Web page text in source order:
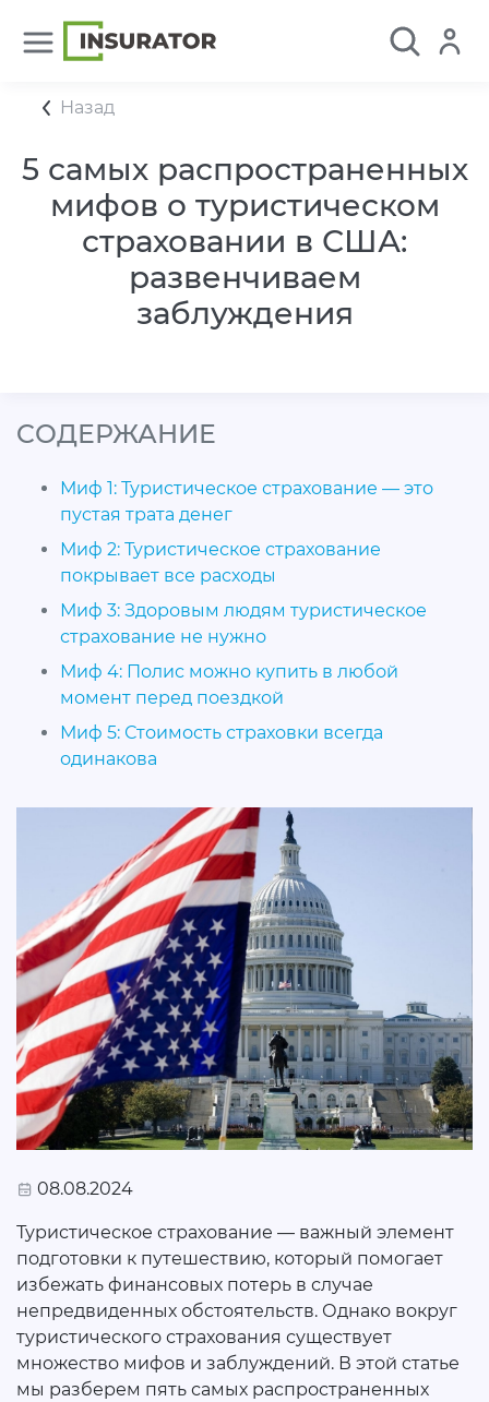
Назад
5 самых распространенных
мифов о туристическом
страховании в США:
развенчиваем
заблуждения
08.08.2024
Туристическое страхование — важный элемент
подготовки к путешествию, который помогает
избежать финансовых потерь в случае
непредвиденных обстоятельств. Однако вокруг
туристического страхования существует
множество мифов и заблуждений. В этой статье
мы разберем пять самых распространенных
CОДЕРЖАНИЕ
Миф 1: Туристическое страхование — это
пустая трата денег
Миф 2: Туристическое страхование
покрывает все расходы
Миф 3: Здоровым людям туристическое
страхование не нужно
Миф 4: Полис можно купить в любой
момент перед поездкой
Миф 5: Стоимость страховки всегда
одинакова